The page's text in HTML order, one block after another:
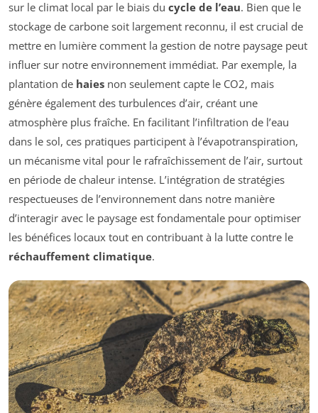
sur le climat local par le biais du cycle de l’eau. Bien que le
stockage de carbone soit largement reconnu, il est crucial de
mettre en lumière comment la gestion de notre paysage peut
influer sur notre environnement immédiat. Par exemple, la
plantation de haies non seulement capte le CO2, mais
génère également des turbulences d’air, créant une
atmosphère plus fraîche. En facilitant l’infiltration de l’eau
dans le sol, ces pratiques participent à l’évapotranspiration,
un mécanisme vital pour le rafraîchissement de l’air, surtout
en période de chaleur intense. L’intégration de stratégies
respectueuses de l’environnement dans notre manière
d’interagir avec le paysage est fondamentale pour optimiser
les bénéfices locaux tout en contribuant à la lutte contre le
réchauffement climatique.